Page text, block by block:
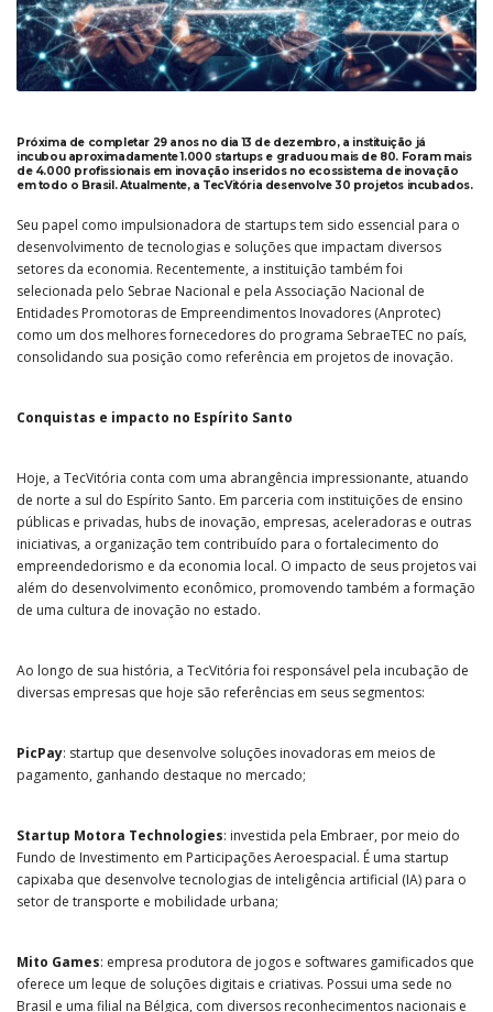
Próxima de completar 29 anos no dia 13 de dezembro, a instituição já
incubou aproximadamente 1.000 startups e graduou mais de 80. Foram mais
de 4.000 profissionais em inovação inseridos no ecossistema de inovação
em todo o Brasil. Atualmente, a TecVitória desenvolve 30 projetos incubados.
Seu papel como impulsionadora de startups tem sido essencial para o
desenvolvimento de tecnologias e soluções que impactam diversos
setores da economia. Recentemente, a instituição também foi
selecionada pelo Sebrae Nacional e pela Associação Nacional de
Entidades Promotoras de Empreendimentos Inovadores (Anprotec)
como um dos melhores fornecedores do programa SebraeTEC no país,
consolidando sua posição como referência em projetos de inovação.
Conquistas e impacto no Espírito Santo
Hoje, a TecVitória conta com uma abrangência impressionante, atuando
de norte a sul do Espírito Santo. Em parceria com instituições de ensino
públicas e privadas, hubs de inovação, empresas, aceleradoras e outras
iniciativas, a organização tem contribuído para o fortalecimento do
empreendedorismo e da economia local. O impacto de seus projetos vai
além do desenvolvimento econômico, promovendo também a formação
de uma cultura de inovação no estado.
Ao longo de sua história, a TecVitória foi responsável pela incubação de
diversas empresas que hoje são referências em seus segmentos:
PicPay: startup que desenvolve soluções inovadoras em meios de
pagamento, ganhando destaque no mercado;
Startup Motora Technologies: investida pela Embraer, por meio do
Fundo de Investimento em Participações Aeroespacial. É uma startup
capixaba que desenvolve tecnologias de inteligência artificial (IA) para o
setor de transporte e mobilidade urbana;
Mito Games: empresa produtora de jogos e softwares gamificados que
oferece um leque de soluções digitais e criativas. Possui uma sede no
Brasil e uma filial na Bélgica, com diversos reconhecimentos nacionais e